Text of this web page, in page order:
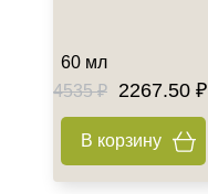
Для женщин
Процедура
Пилинг
60 мл
4535 ₽
2267.50 ₽
В корзину